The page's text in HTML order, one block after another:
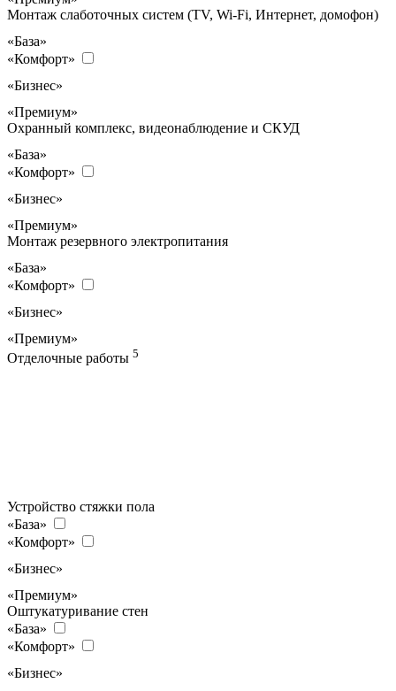
Монтаж слаботочных систем (TV, Wi-Fi, Интернет, домофон)
«База»
«Комфорт»
«Бизнес»
«Премиум»
Охранный комплекс, видеонаблюдение и СКУД
«База»
«Комфорт»
«Бизнес»
«Премиум»
Монтаж резервного электропитания
«База»
«Комфорт»
«Бизнес»
«Премиум»
Отделочные работы 5
Устройство стяжки пола
«База»
«Комфорт»
«Бизнес»
«Премиум»
Оштукатуривание стен
«База»
«Комфорт»
«Бизнес»